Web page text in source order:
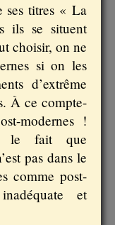
titres « La
ils se situent
choisir, on ne
si on les
d’extrême
À ce compte-
modernes !
le fait que
pas dans le
comme post-
et